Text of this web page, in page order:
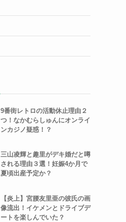
9番街レトロの活動休止理由２
つ！なかむらしゅんにオンライ
ンカジノ疑惑！？
三山凌輝と趣里がデキ婚だと噂
される理由３選！妊娠4か月で
夏頃出産予定か？
【炎上】宮腰友里亜の彼氏の画
像流出！イケメンとドライブデ
ートを楽しんでいた？